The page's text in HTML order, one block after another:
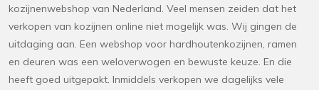
kozijnenwebshop van Nederland. Veel mensen zeiden dat het
verkopen van kozijnen online niet mogelijk was. Wij gingen de
uitdaging aan. Een webshop voor hardhoutenkozijnen, ramen
en deuren was een weloverwogen en bewuste keuze. En die
heeft goed uitgepakt. Inmiddels verkopen we dagelijks vele